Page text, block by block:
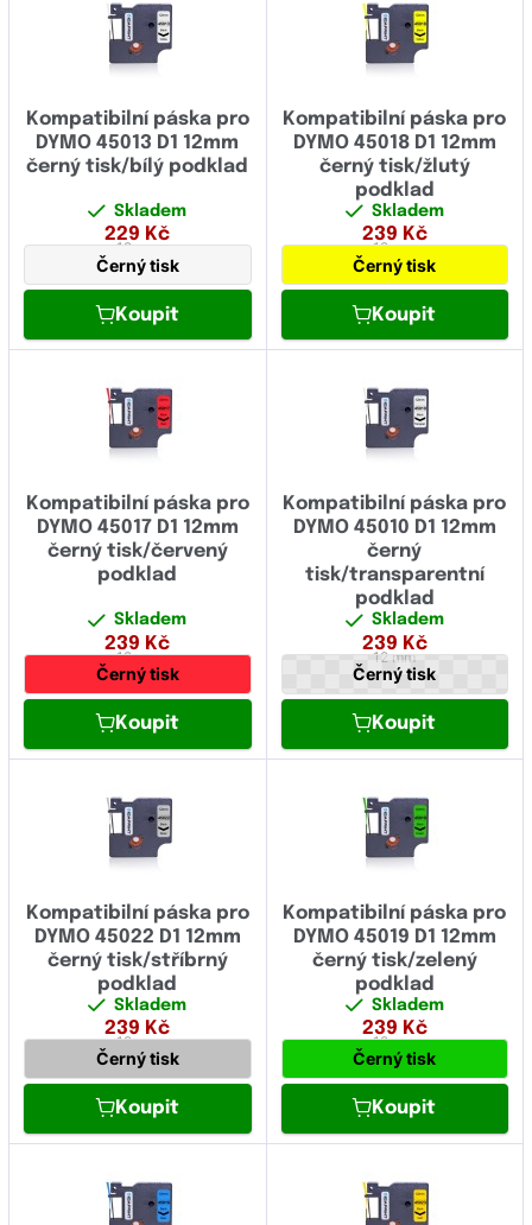
9.00
24.00
Kompatibilní páska pro
DYMO 45013 D1 12mm
černý tisk/bílý podklad
Skladem
229 Kč
12 mm
Černý tisk
Koupit
Kompatibilní páska pro
DYMO 45018 D1 12mm
černý tisk/žlutý
podklad
Skladem
239 Kč
12 mm
Černý tisk
Koupit
Kompatibilní páska pro
DYMO 45017 D1 12mm
černý tisk/červený
podklad
Skladem
239 Kč
12 mm
Černý tisk
Koupit
Kompatibilní páska pro
DYMO 45010 D1 12mm
černý
tisk/transparentní
podklad
Skladem
239 Kč
12 mm
Černý tisk
Koupit
Kompatibilní páska pro
DYMO 45022 D1 12mm
černý tisk/stříbrný
podklad
Skladem
239 Kč
12 mm
Černý tisk
Koupit
Kompatibilní páska pro
DYMO 45019 D1 12mm
černý tisk/zelený
podklad
Skladem
239 Kč
12 mm
Černý tisk
Koupit